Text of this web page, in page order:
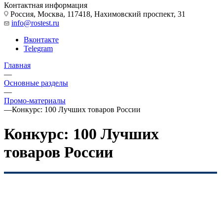
Контактная информация
Россия, Москва, 117418, Нахимовский проспект, 31
info@rostest.ru
Вконтакте
Telegram
Главная
—
Основные разделы
—
Промо-материалы
—Конкурс: 100 Лучших товаров России
Конкурс: 100 Лучших
товаров России